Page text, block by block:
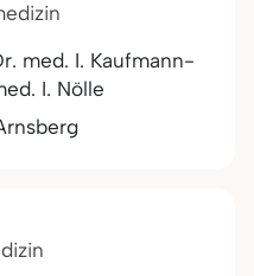
med. I. Kaufmann-
I. Nölle